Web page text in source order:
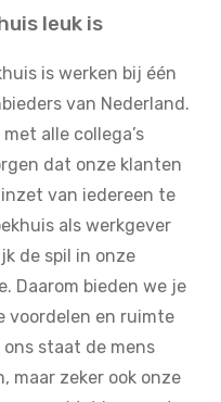
leuk is
is werken bij één
van Nederland.
alle collega’s
dat onze klanten
van iedereen te
als werkgever
de spil in onze
Daarom bieden we je
voordelen en ruimte
staat de mens
maar zeker ook onze